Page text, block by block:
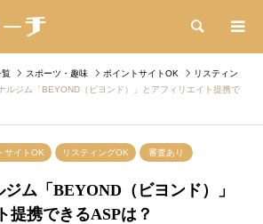
検索
覧 スポーツ・趣味 ポイントサイトOK
リスティン
ルジム「BEYOND（ビヨンド）」とアフィリエイト提携で
サイトOK リスティングOK 審査あり
ム「BEYOND（ビヨンド）」
提携できるASPは？